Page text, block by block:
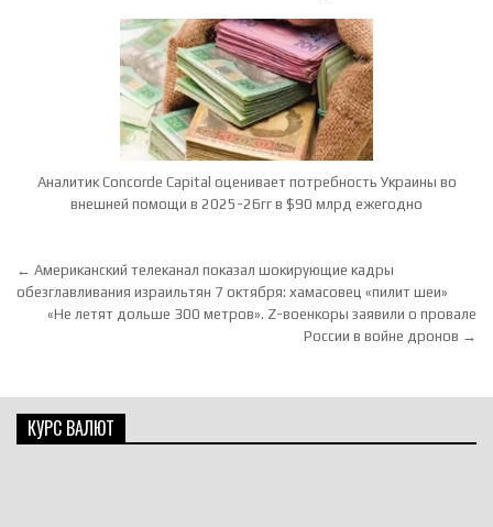
Аналитик Concorde Capital оценивает потребность Украины во
внешней помощи в 2025-26гг в $90 млрд ежегодно
Навигация по записям
← Американский телеканал показал шокирующие кадры
обезглавливания израильтян 7 октября: хамасовец «пилит шеи»
«Не летят дольше 300 метров». Z-военкоры заявили о провале
России в войне дронов →
КУРС ВАЛЮТ